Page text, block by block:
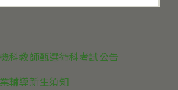
科教師甄選術科考試公告
輔導新生須知